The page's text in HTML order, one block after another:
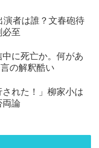
演者は誰？文春砲待
必至
に死亡か。何があ
の解釈酷い
された！」柳家小は
両論